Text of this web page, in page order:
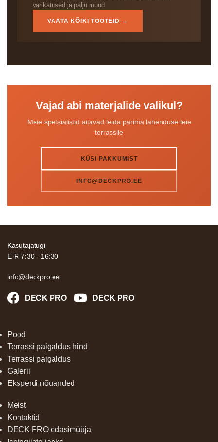
varikatused ja palju muud
VAATA KÕIKI TOOTEID →
Vajad abi materjalide valikul?
Meie spetsialistid aitavad leida parima lahenduse teie
terrassile
KÜSI PAKKUMIST
INFO@DECKPRO.EE
Kasutajatugi
E-R 7:30 - 16:30
info@deckpro.ee
DECK PRO DECK PRO
Pood
Terrassi paigaldus hind
Terrassi paigaldus
Galerii
Eksperdi nõuanded
Meist
Kontaktid
DECK PRO edasimüüja